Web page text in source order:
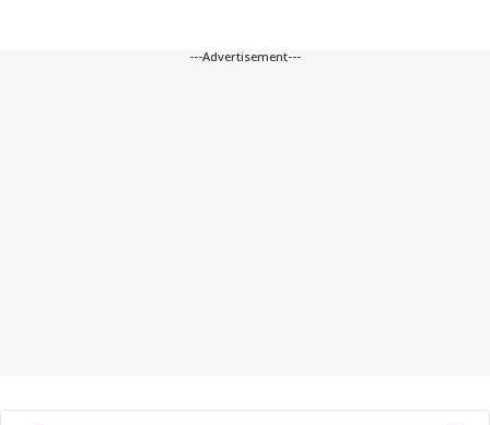
---Advertisement---